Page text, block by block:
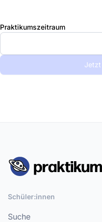
Praktikumszeitraum
Jetzt
Schüler:innen
Suche